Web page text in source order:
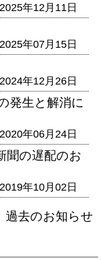
2025年12月11日
2025年07月15日
2024年12月26日
発生と解消に
2020年06月24日
聞の遅配のお
2019年10月02日
過去のお知らせ